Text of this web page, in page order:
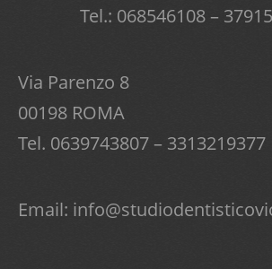
Tel.: 068546108 –
Via Parenzo 8
00198 ROMA
Tel. 0639743807 – 3313219377
Email: